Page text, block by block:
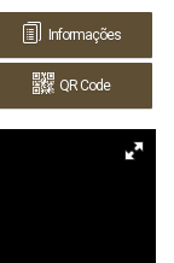
Informações
QR Code